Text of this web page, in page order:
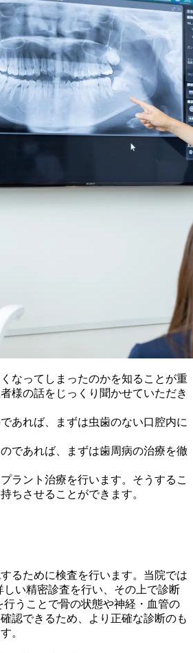
なってしまったのかを知ることが重
様の話をじっくり聞かせていただき
あれば、まずは虫歯のない口腔内に
であれば、まずは歯周病の治療を徹
ラント治療を行います。そうするこ
ちさせることができます。
るために検査を行います。当院では
い精密診査を行い、その上で診断
行うことで骨の状態や神経・血管の
認できるため、より正確な診断のも
。